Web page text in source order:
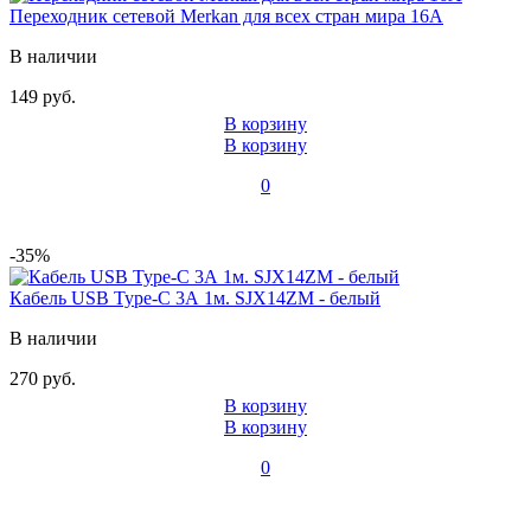
Переходник сетевой Merkan для всех стран мира 16A
В наличии
149 руб.
В корзину
В корзину
0
-35%
Кабель USB Type-C 3А 1м. SJX14ZM - белый
В наличии
270 руб.
В корзину
В корзину
0